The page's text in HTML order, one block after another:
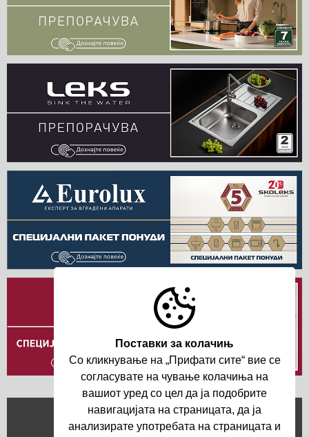
Поставки за колачињ
Со кликнување на „Прифати сите“ вие се
согласувате на чување колачиња на
вашиот уред со цел да ja подобрите
навигациjата на страницата, да ja
анализирате употребата на страницата и